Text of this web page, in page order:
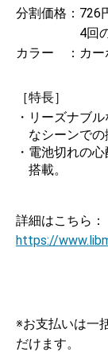
分割価格： 726
4回
カラー ： カ
［特長］
・リーズナブ
なシーンでの
・電池切れの
搭載。
詳細はこちら：
https://
※お支払いは一
だけます。